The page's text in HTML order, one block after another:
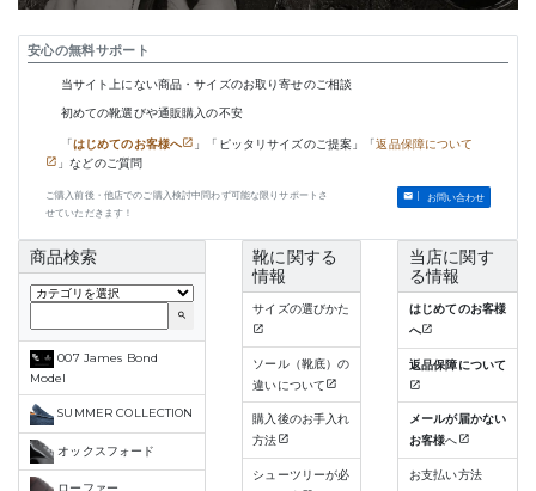
安心の無料サポート
当サイト上にない商品・サイズのお取り寄せのご相談
初めての靴選びや通販購入の不安
「はじめてのお客様へ 」「ピッタリサイズのご提案」「返品保障について
」などのご質問
ご購入前後・他店でのご購入検討中問わず可能な限りサポートさ
せていただきます！
お問い合わせ
商品検索
search
007 James Bond
Model
SUMMER COLLECTION
オックスフォード
ローファー
靴に関する
情報
サイズの選びかた
ソール（靴底）の
違いについて
購入後のお手入れ
方法
シューツリーが必
当店に関す
る情報
はじめてのお客様
へ
返品保障について
メールが届かない
お客様へ
お支払い方法